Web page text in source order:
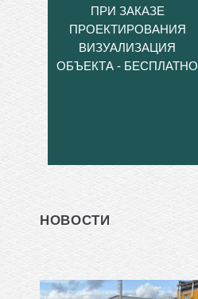
ПРИ ЗАКАЗЕ
ПРОЕКТИРОВАНИЯ
ВИЗУАЛИЗАЦИЯ
ОБЪЕКТА - БЕСПЛАТНО
НОВОСТИ